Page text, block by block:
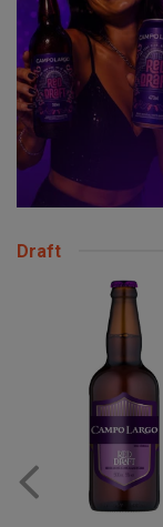
Draft